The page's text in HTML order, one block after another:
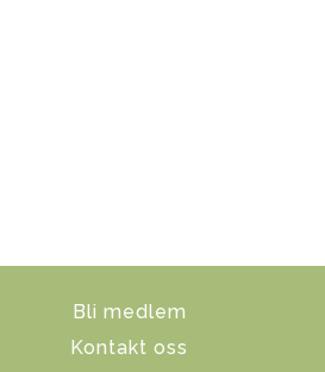
Bli medlem
Kontakt oss